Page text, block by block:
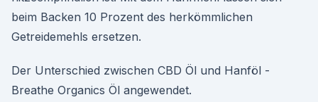
beim Backen 10 Prozent des herkömmlichen
Getreidemehls ersetzen.
Der Unterschied zwischen CBD Öl und Hanföl -
Breathe Organics Öl angewendet.